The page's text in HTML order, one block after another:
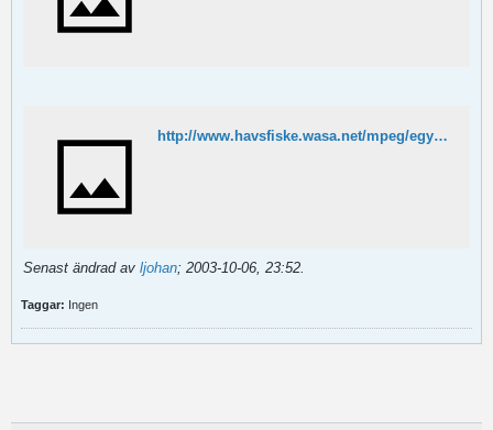
http://www.havsfiske.wasa.net/mpeg/egypten/fishfight.MPG
Senast ändrad av ljohan; 2003-10-06, 23:52.
Taggar: Ingen